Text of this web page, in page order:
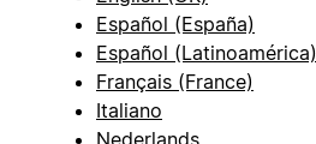
Español (España)
Español (Latinoamérica)
Français (France)
Italiano
Nederlands